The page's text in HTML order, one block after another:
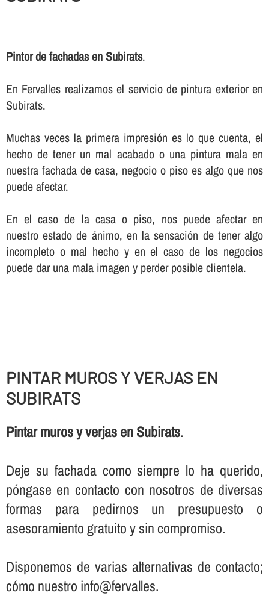
Pintor de fachadas en Subirats.
En Fervalles realizamos el servicio de pintura exterior en
Subirats.
Muchas veces la primera impresión es lo que cuenta, el
hecho de tener un mal acabado o una pintura mala en
nuestra fachada de casa, negocio o piso es algo que nos
puede afectar.
En el caso de la casa o piso, nos puede afectar en
nuestro estado de ánimo, en la sensación de tener algo
incompleto o mal hecho y en el caso de los negocios
puede dar una mala imagen y perder posible clientela.
PINTAR MUROS Y VERJAS EN
SUBIRATS
Pintar muros y verjas en Subirats.
Deje su fachada como siempre lo ha querido,
póngase en contacto con nosotros de diversas
formas para pedirnos un presupuesto o
asesoramiento gratuito y sin compromiso.
Disponemos de varias alternativas de contacto;
cómo nuestro info@fervalles.